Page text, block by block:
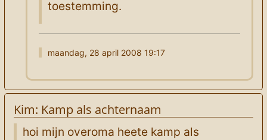
toestemming.
maandag, 28 april 2008 19:17
Kim: Kamp als achternaam
hoi mijn overoma heete kamp als